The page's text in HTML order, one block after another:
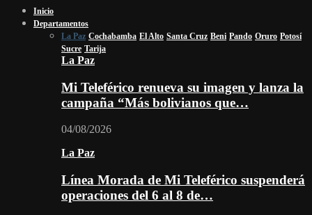
Inicio
Departamentos
La Paz Cochabamba El Alto Santa Cruz Beni Pando Oruro Potosí
Sucre Tarija
La Paz
Mi Teleférico renueva su imagen y lanza la
campaña “Más bolivianos que…
04/08/2026
La Paz
Línea Morada de Mi Teleférico suspenderá
operaciones del 6 al 8 de…